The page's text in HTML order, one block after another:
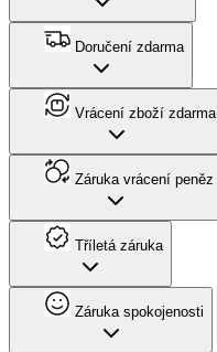
Doručení zdarma
Vrácení zboží zdarma
Záruka vrácení peněz
Tříletá záruka
Záruka spokojenosti